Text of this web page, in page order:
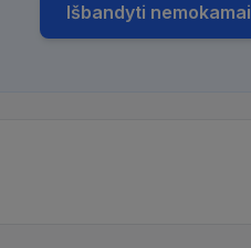
Išbandyti nemokamai